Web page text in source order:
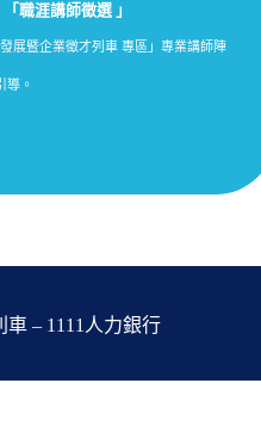
職涯講師徵選 」
展暨企業徵才列車 專區」專業講師陣
導。
– 1111人力銀行